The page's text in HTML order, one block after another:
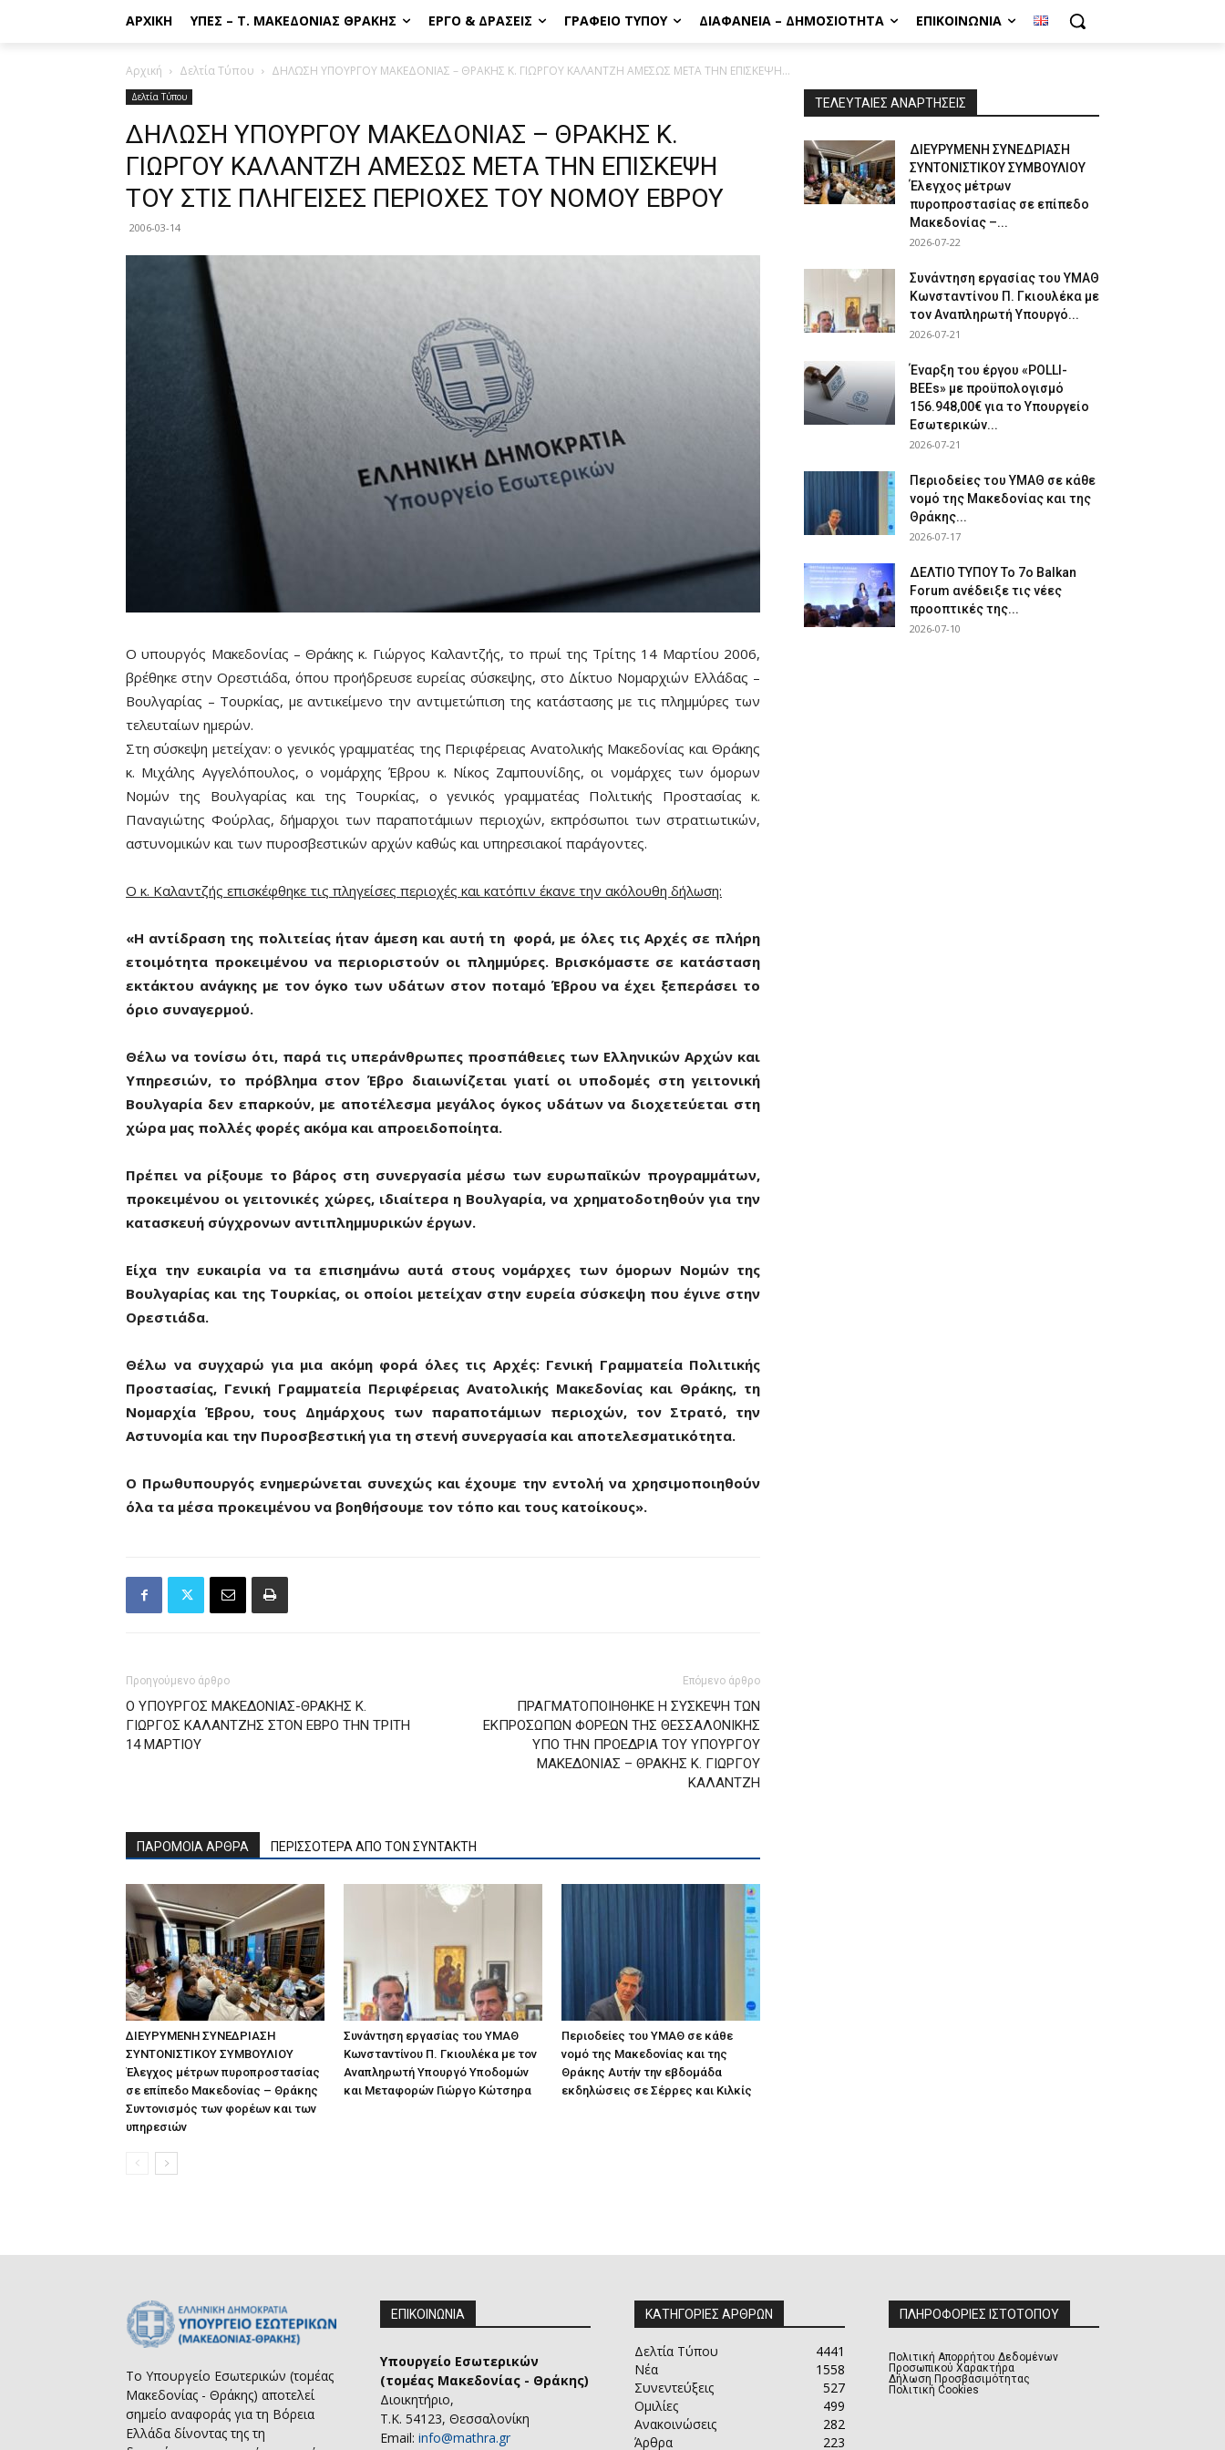
ΑΡΧΙΚΉ ΥΠΕΣ – Τ. ΜΑΚΕΔΟΝΊΑΣ ΘΡΆΚΗΣ ΈΡΓΟ & ΔΡΆΣΕΙΣ ΓΡΑΦΕΊΟ ΤΎΠΟΥ ΔΙΑΦΆΝΕΙΑ – ΔΗΜΟΣΙΌΤΗΤΑ ΕΠΙΚΟΙΝΩΝΊΑ
Αρχική Δελτία Τύπου ΔΗΛΩΣΗ ΥΠΟΥΡΓΟΥ ΜΑΚΕΔΟΝΙΑΣ – ΘΡΑΚΗΣ Κ. ΓΙΩΡΓΟΥ ΚΑΛΑΝΤΖΗ ΑΜΕΣΩΣ ΜΕΤΑ ΤΗΝ ΕΠΙΣΚΕΨΗ...
Δελτία Τύπου
ΔΗΛΩΣΗ ΥΠΟΥΡΓΟΥ ΜΑΚΕΔΟΝΙΑΣ – ΘΡΑΚΗΣ Κ.
ΓΙΩΡΓΟΥ ΚΑΛΑΝΤΖΗ ΑΜΕΣΩΣ ΜΕΤΑ ΤΗΝ ΕΠΙΣΚΕΨΗ
ΤΟΥ ΣΤΙΣ ΠΛΗΓΕΙΣΕΣ ΠΕΡΙΟΧΕΣ ΤΟΥ ΝΟΜΟΥ ΕΒΡΟΥ
2006-03-14
Ο υπουργός Μακεδονίας – Θράκης κ. Γιώργος Καλαντζής, το πρωί της Τρίτης 14 Μαρτίου 2006,
βρέθηκε στην Ορεστιάδα, όπου προήδρευσε ευρείας σύσκεψης, στο Δίκτυο Νομαρχιών Ελλάδας –
Βουλγαρίας – Τουρκίας, με αντικείμενο την αντιμετώπιση της κατάστασης με τις πλημμύρες των
τελευταίων ημερών.
Στη σύσκεψη μετείχαν: ο γενικός γραμματέας της Περιφέρειας Ανατολικής Μακεδονίας και Θράκης
κ. Μιχάλης Αγγελόπουλος, ο νομάρχης Έβρου κ. Νίκος Ζαμπουνίδης, οι νομάρχες των όμορων
Νομών της Βουλγαρίας και της Τουρκίας, ο γενικός γραμματέας Πολιτικής Προστασίας κ.
Παναγιώτης Φούρλας, δήμαρχοι των παραποτάμιων περιοχών, εκπρόσωποι των στρατιωτικών,
αστυνομικών και των πυροσβεστικών αρχών καθώς και υπηρεσιακοί παράγοντες.
Ο κ. Καλαντζής επισκέφθηκε τις πληγείσες περιοχές και κατόπιν έκανε την ακόλουθη δήλωση:
«Η αντίδραση της πολιτείας ήταν άμεση και αυτή τη φορά, με όλες τις Αρχές σε πλήρη
ετοιμότητα προκειμένου να περιοριστούν οι πλημμύρες. Βρισκόμαστε σε κατάσταση
εκτάκτου ανάγκης με τον όγκο των υδάτων στον ποταμό Έβρου να έχει ξεπεράσει το
όριο συναγερμού.
Θέλω να τονίσω ότι, παρά τις υπεράνθρωπες προσπάθειες των Ελληνικών Αρχών και
Υπηρεσιών, το πρόβλημα στον Έβρο διαιωνίζεται γιατί οι υποδομές στη γειτονική
Βουλγαρία δεν επαρκούν, με αποτέλεσμα μεγάλος όγκος υδάτων να διοχετεύεται στη
χώρα μας πολλές φορές ακόμα και απροειδοποίητα.
Πρέπει να ρίξουμε το βάρος στη συνεργασία μέσω των ευρωπαϊκών προγραμμάτων,
προκειμένου οι γειτονικές χώρες, ιδιαίτερα η Βουλγαρία, να χρηματοδοτηθούν για την
κατασκευή σύγχρονων αντιπλημμυρικών έργων.
Είχα την ευκαιρία να τα επισημάνω αυτά στους νομάρχες των όμορων Νομών της
Βουλγαρίας και της Τουρκίας, οι οποίοι μετείχαν στην ευρεία σύσκεψη που έγινε στην
Ορεστιάδα.
Θέλω να συγχαρώ για μια ακόμη φορά όλες τις Αρχές: Γενική Γραμματεία Πολιτικής
Προστασίας, Γενική Γραμματεία Περιφέρειας Ανατολικής Μακεδονίας και Θράκης, τη
Νομαρχία Έβρου, τους Δημάρχους των παραποτάμιων περιοχών, τον Στρατό, την
Αστυνομία και την Πυροσβεστική για τη στενή συνεργασία και αποτελεσματικότητα.
Ο Πρωθυπουργός ενημερώνεται συνεχώς και έχουμε την εντολή να χρησιμοποιηθούν
όλα τα μέσα προκειμένου να βοηθήσουμε τον τόπο και τους κατοίκους».
Προηγούμενο άρθρο
Ο ΥΠΟΥΡΓΟΣ ΜΑΚΕΔΟΝΙΑΣ-ΘΡΑΚΗΣ Κ.
ΓΙΩΡΓΟΣ ΚΑΛΑΝΤΖΗΣ ΣΤΟΝ ΕΒΡΟ ΤΗΝ ΤΡΙΤΗ
14 ΜΑΡΤΙΟΥ
Επόμενο άρθρο
ΠΡΑΓΜΑΤΟΠΟΙΗΘΗΚΕ Η ΣΥΣΚΕΨΗ ΤΩΝ
ΕΚΠΡΟΣΩΠΩΝ ΦΟΡΕΩΝ ΤΗΣ ΘΕΣΣΑΛΟΝΙΚΗΣ
ΥΠΟ ΤΗΝ ΠΡΟΕΔΡΙΑ ΤΟΥ ΥΠΟΥΡΓΟΥ
ΜΑΚΕΔΟΝΙΑΣ – ΘΡΑΚΗΣ Κ. ΓΙΩΡΓΟΥ
ΚΑΛΑΝΤΖΗ
ΠΑΡΟΜΟΙΑ ΑΡΘΡΑ ΠΕΡΙΣΣΟΤΕΡΑ ΑΠΟ ΤΟΝ ΣΥΝΤΑΚΤΗ
ΔΙΕΥΡΥΜΕΝΗ ΣΥΝΕΔΡΙΑΣΗ
ΣΥΝΤΟΝΙΣΤΙΚΟΥ ΣΥΜΒΟΥΛΙΟΥ
Έλεγχος μέτρων πυροπροστασίας
σε επίπεδο Μακεδονίας – Θράκης
Συντονισμός των φορέων και των
υπηρεσιών
Συνάντηση εργασίας του ΥΜΑΘ
Κωνσταντίνου Π. Γκιουλέκα με τον
Αναπληρωτή Υπουργό Υποδομών
και Μεταφορών Γιώργο Κώτσηρα
Περιοδείες του ΥΜΑΘ σε κάθε
νομό της Μακεδονίας και της
Θράκης Αυτήν την εβδομάδα
εκδηλώσεις σε Σέρρες και Κιλκίς
ΤΕΛΕΥΤΑΙΕΣ ΑΝΑΡΤΗΣΕΙΣ
ΔΙΕΥΡΥΜΕΝΗ ΣΥΝΕΔΡΙΑΣΗ
ΣΥΝΤΟΝΙΣΤΙΚΟΥ ΣΥΜΒΟΥΛΙΟΥ
Έλεγχος μέτρων
πυροπροστασίας σε επίπεδο
Μακεδονίας –...
2026-07-22
Συνάντηση εργασίας του ΥΜΑΘ
Κωνσταντίνου Π. Γκιουλέκα με
τον Αναπληρωτή Υπουργό...
2026-07-21
Έναρξη του έργου «POLLI-
BEEs» με προϋπολογισμό
156.948,00€ για το Υπουργείο
Εσωτερικών...
2026-07-21
Περιοδείες του ΥΜΑΘ σε κάθε
νομό της Μακεδονίας και της
Θράκης...
2026-07-17
ΔΕΛΤΙΟ ΤΥΠΟΥ Το 7ο Balkan
Forum ανέδειξε τις νέες
προοπτικές της...
2026-07-10
Το Υπουργείο Εσωτερικών (τομέας
Μακεδονίας - Θράκης) αποτελεί
σημείο αναφοράς για τη Βόρεια
Ελλάδα δίνοντας της τη
ΕΠΙΚΟΙΝΩΝΙΑ
Υπουργείο Εσωτερικών
(τομέας Μακεδονίας - Θράκης)
Διοικητήριο,
Τ.Κ. 54123, Θεσσαλονίκη
Email: info@mathra.gr
ΚΑΤΗΓΟΡΙΕΣ ΑΡΘΡΩΝ
Δελτία Τύπου
4441
Νέα
1558
Συνεντεύξεις
527
Ομιλίες
499
Ανακοινώσεις
282
Άρθρα
223
ΠΛΗΡΟΦΟΡΙΕΣ ΙΣΤΟΤΟΠΟΥ
Πολιτική Απορρήτου Δεδομένων
Προσωπικού Χαρακτήρα
Δήλωση Προσβασιμότητας
Πολιτική Cookies